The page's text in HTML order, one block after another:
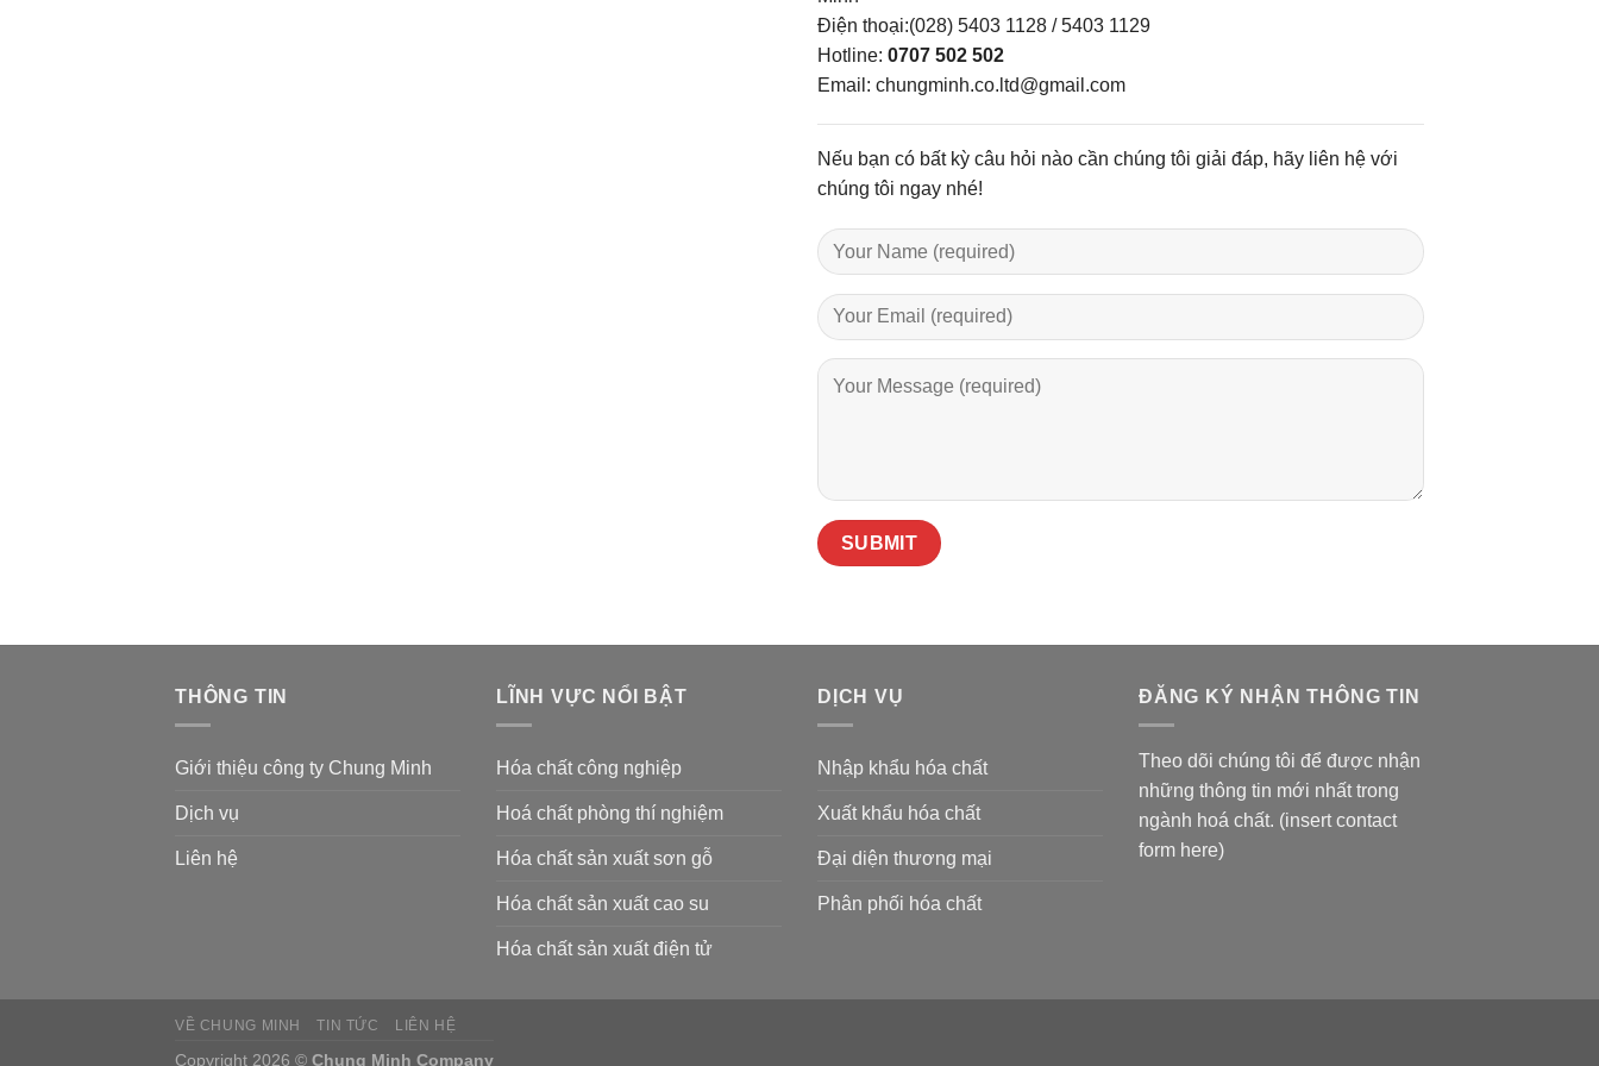
Điện thoại:(028) 5403 1128 / 5403 1129
Hotline: 0707 502 502
Email: chungminh.co.ltd@gmail.com
Nếu bạn có bất kỳ câu hỏi nào cần chúng tôi giải đáp, hãy liên hệ với
chúng tôi ngay nhé!
THÔNG TIN
Giới thiệu công ty Chung Minh
Dịch vụ
Liên hệ
LĨNH VỰC NỔI BẬT
Hóa chất công nghiệp
Hoá chất phòng thí nghiệm
Hóa chất sản xuất sơn gỗ
Hóa chất sản xuất cao su
Hóa chất sản xuất điện tử
DỊCH VỤ
Nhập khẩu hóa chất
Xuất khẩu hóa chất
Đại diện thương mại
Phân phối hóa chất
ĐĂNG KÝ NHẬN THÔNG TIN
Theo dõi chúng tôi để được nhận
những thông tin mới nhất trong
ngành hoá chất. (insert contact
form here)
VỀ CHUNG MINH TIN TỨC LIÊN HỆ
Copyright 2026 © Chung Minh Company